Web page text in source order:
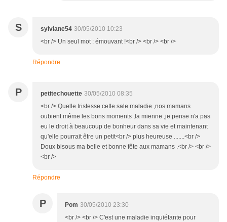
S sylviane54 30/05/2010 10:23
<br /> Un seul mot : émouvant !<br /> <br /> <br />
Répondre
P petitechouette 30/05/2010 08:35
<br /> Quelle tristesse cette sale maladie ,nos mamans
oubient même les bons moments ,la mienne ,je pense n'a pas
eu le droit à beaucoup de bonheur dans sa vie et maintenant
qu'elle pourrait être un petit<br /> plus heureuse .......<br />
Doux bisous ma belle et bonne fête aux mamans .<br /> <br />
<br />
Répondre
P Pom 30/05/2010 23:30
<br /> <br /> C'est une maladie inquiétante pour